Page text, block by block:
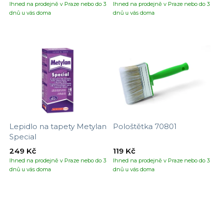
Ihned na prodejně v Praze nebo do 3
dnů u vás doma
Ihned na prodejně v Praze nebo do 3
dnů u vás doma
Lepidlo na tapety Metylan
Special
Ihned na prodejně v Praze nebo do 3
dnů u vás doma
249 Kč
Pološtětka 70801
Ihned na prodejně v Praze nebo do 3
dnů u vás doma
119 Kč